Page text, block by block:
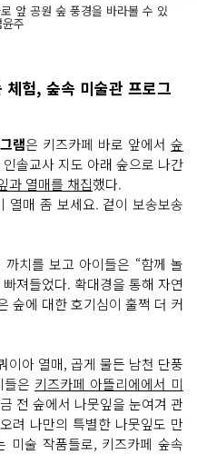
앞 공원 숲 풍경을 바라볼 수 있
주
험, 숲속 미술관 프로그
램은 키즈카페 바로 앞에서 숲
솔교사 지도 아래 숲으로 나간
과 열매를 채집했다.
열매 좀 보세요. 겉이 보송보송
치를 보고 아이들은 “함께 놀
져들었다. 확대경을 통해 자연
숲에 대한 호기심이 훌쩍 더 커
이아 열매, 곱게 물든 남천 단풍
은 키즈카페 아뜰리에에서 미
전 숲에서 나뭇잎을 눈여겨 관
려 나만의 특별한 나뭇잎도 만
미술 작품들로, 키즈카페 숲속